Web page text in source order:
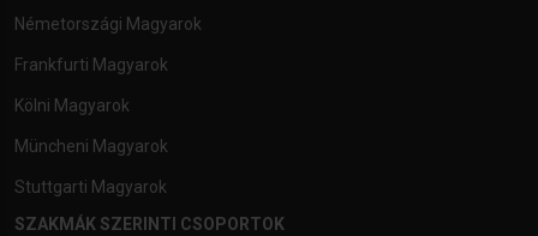
Németországi Magyarok
Frankfurti Magyarok
Kölni Magyarok
Müncheni Magyarok
Stuttgarti Magyarok
SZAKMÁK SZERINTI CSOPORTOK